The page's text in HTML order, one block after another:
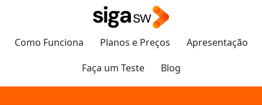
Como Funciona Planos e Preços
Apresentação
Faça um Teste
Blog